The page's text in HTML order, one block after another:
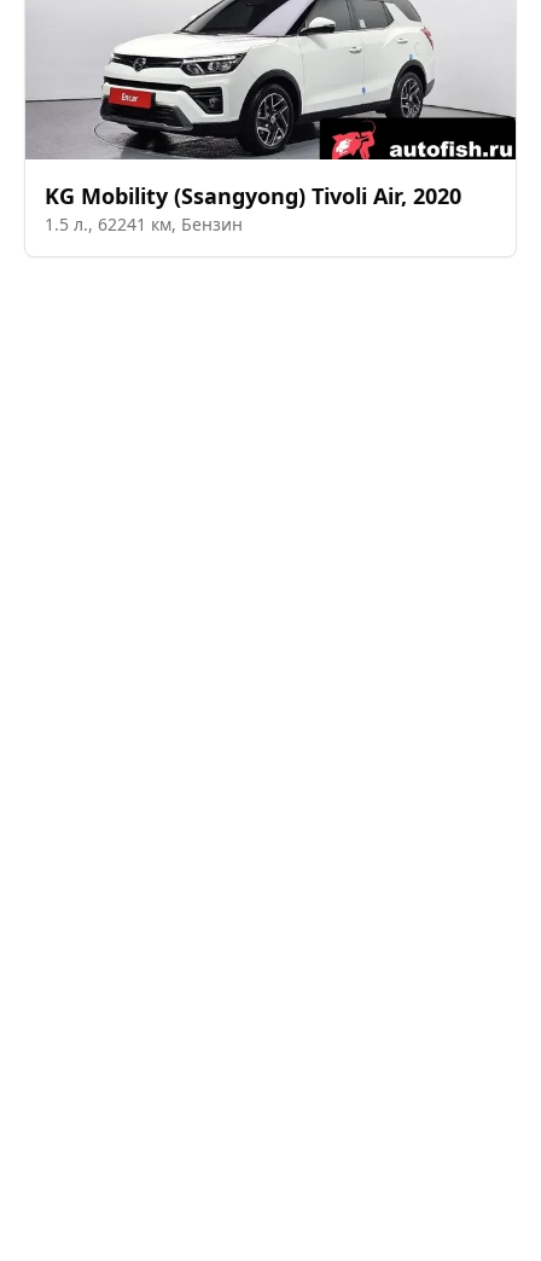
KG Mobility (Ssangyong) Tivoli Air, 2020
1.5 л., 62241 км, Бензин